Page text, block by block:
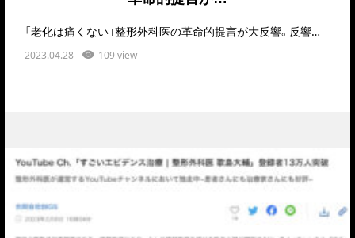
「老化は痛くない」整形外科医の革命的提言が大反響。反響を記念した特別セミナーをオンラインサロンで公開…
2023.04.28 109 view